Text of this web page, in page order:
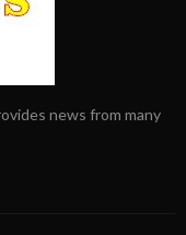
news from many